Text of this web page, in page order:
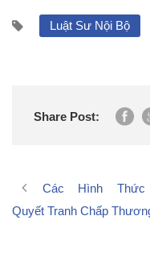
Luật Sư Nội Bộ
Share Post:
Các Hình Thức
Quyết Tranh Chấp